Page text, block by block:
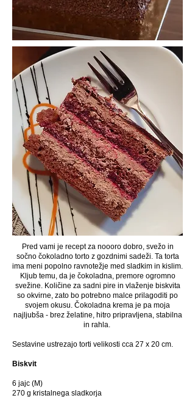
Pred vami je recept za noooro dobro, svežo in
sočno čokoladno torto z gozdnimi sadeži. Ta torta
ima meni popolno ravnotežje med sladkim in kislim.
Kljub temu, da je čokoladna, premore ogromno
svežine. Količine za sadni pire in vlaženje biskvita
so okvirne, zato bo potrebno malce prilagoditi po
svojem okusu. Čokoladna krema je pa moja
najljubša - brez želatine, hitro pripravljena, stabilna
in rahla.
Sestavine ustrezajo torti velikosti cca 27 x 20 cm.
Biskvit
6 jajc (M)
270 g kristalnega sladkorja